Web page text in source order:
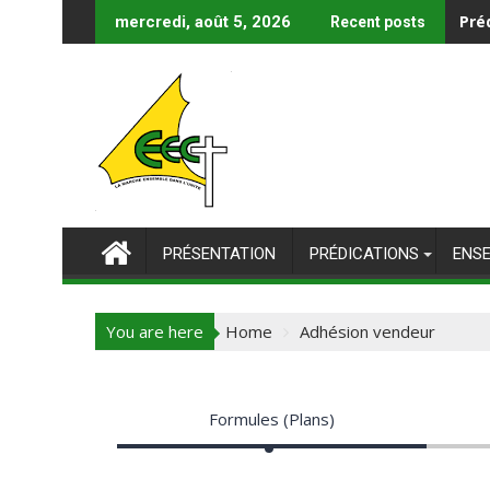
to
mercredi, août 5, 2026 Recent posts
PRÉSENTATION PRÉDICATIONS
You are here Home Adhésion vendeur
Formules (Plans)